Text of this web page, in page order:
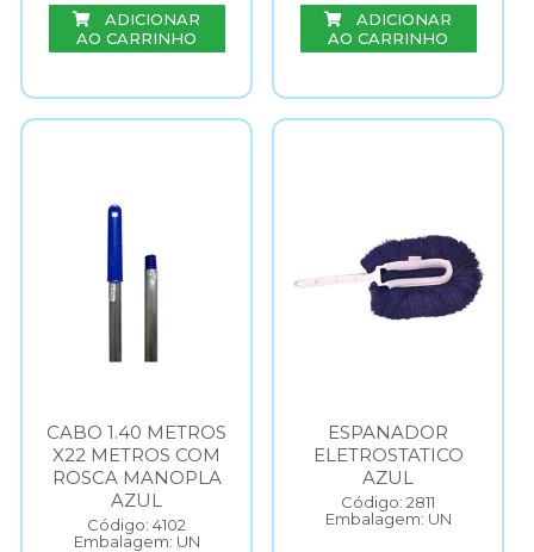
ADICIONAR
AO CARRINHO
ADICIONAR
AO CARRINHO
CABO 1.40 METROS
X22 METROS COM
ROSCA MANOPLA
AZUL
Código: 4102
Embalagem: UN
ESPANADOR
ELETROSTATICO
AZUL
Código: 2811
Embalagem: UN